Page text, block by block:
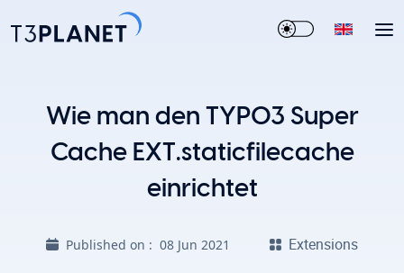
Wie man den TYPO3 Super
Cache EXT.staticfilecache
einrichtet
Published on :08 Jun 2021 Extensions